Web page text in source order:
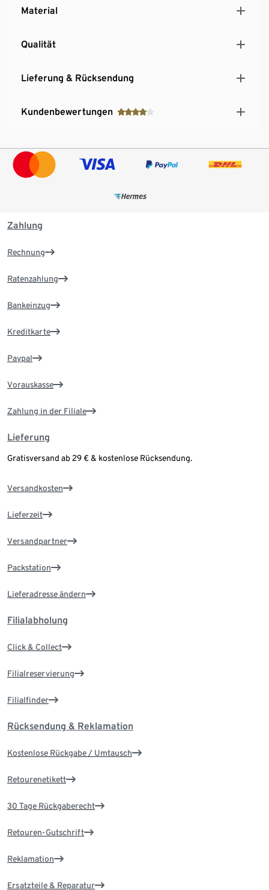
- Reinigungsbürste
Material
Qualität
Lieferung & Rücksendung
Kundenbewertungen
Zahlung
Rechnung
Ratenzahlung
Bankeinzug
Kreditkarte
Paypal
Vorauskasse
Zahlung in der Filiale
Lieferung
Gratisversand ab 29 € & kostenlose Rücksendung.
Versandkosten
Lieferzeit
Versandpartner
Packstation
Lieferadresse ändern
Filialabholung
Click & Collect
Filialreservierung
Filialfinder
Rücksendung & Reklamation
Kostenlose Rückgabe / Umtausch
Retourenetikett
30 Tage Rückgaberecht
Retouren-Gutschrift
Reklamation
Ersatzteile & Reparatur